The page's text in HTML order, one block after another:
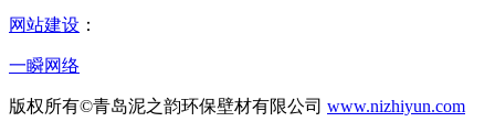
网站建设 ：
一瞬网络
版权所有©青岛泥之韵环保壁材有限公司 www.nizhiyun.com